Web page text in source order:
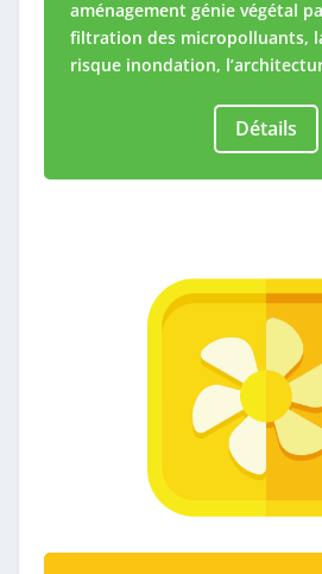
aménagement génie végétal
filtration des micropolluants,
risque inondation,
Détails